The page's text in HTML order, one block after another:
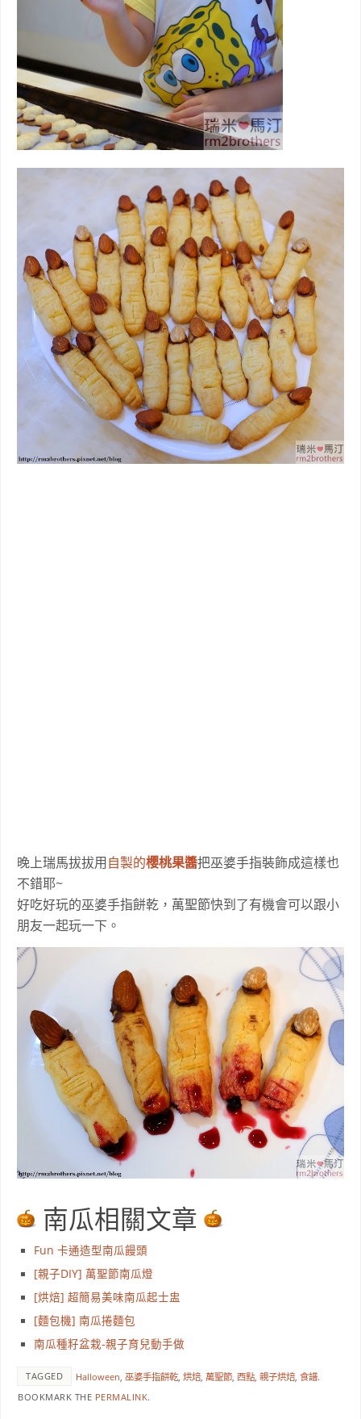
晚上瑞馬拔拔用自製的櫻桃果醬把巫婆手指裝飾成這樣也
不錯耶~
好吃好玩的巫婆手指餅乾，萬聖節快到了有機會可以跟小
朋友一起玩一下。
南瓜相關文章
Fun 卡通造型南瓜饅頭
[親子DIY] 萬聖節南瓜燈
[烘焙] 超簡易美味南瓜起士盅
[麵包機] 南瓜捲麵包
南瓜種籽盆栽-親子育兒動手做
TAGGED Halloween,巫婆手指餅乾,烘焙,萬聖節,西點,親子烘焙,食譜.
BOOKMARK THE PERMALINK.